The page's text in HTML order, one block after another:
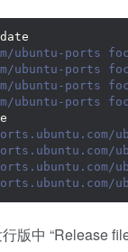
ubuntu-ports
ubuntu-
版中 “Release